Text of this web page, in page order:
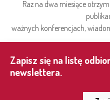
Raz na dwa miesiące
ważnych konferencjach,
Zapisz się na listę
newslettera.